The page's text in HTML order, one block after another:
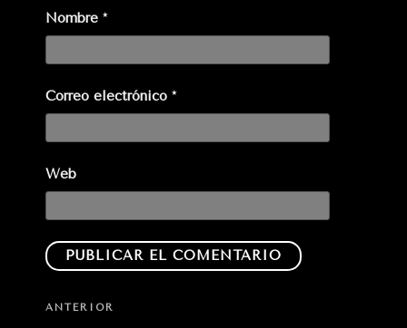
Nombre *
Correo electrónico *
Web
Entrada
ANTERIOR